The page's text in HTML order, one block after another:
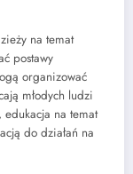
na temat
postawy
organizować
młodych ludzi
na temat
do działań na